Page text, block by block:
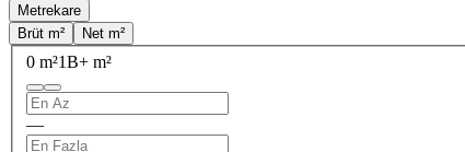
Metrekare
Brüt m²
Net m²
0 m²1B+ m²
—